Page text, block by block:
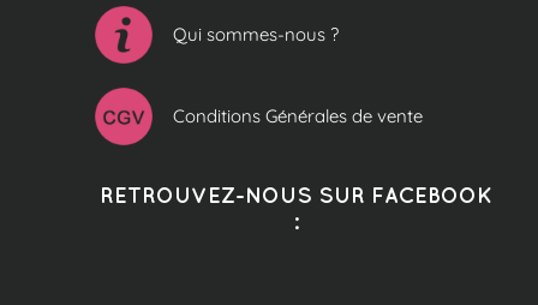
Qui sommes-nous ?
Conditions Générales de vente
RETROUVEZ-NOUS SUR FACEBOOK
: